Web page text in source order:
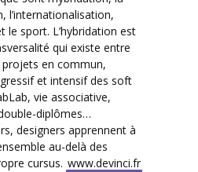
l’internationalisation,
le sport. L’hybridation est
qui existe entre
en commun,
et intensif des soft
vie associative,
diplômes…
designers apprennent à
au-delà des
cursus. www.devinci.fr